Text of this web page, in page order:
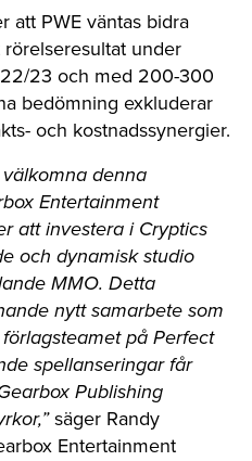
att PWE väntas bidra
under
23 och med 200-300
bedömning exkluderar
och kostnadssynergier.
denna
Entertainment
att investera i Cryptics
och dynamisk studio
MMO. Detta
nytt samarbete som
på Perfect
spellanseringar får
Publishing
säger Randy
Entertainment